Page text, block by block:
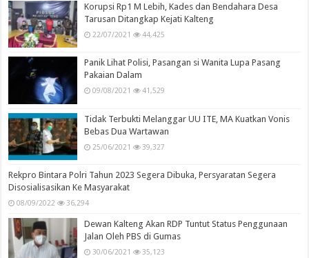
Korupsi Rp1 M Lebih, Kades dan Bendahara Desa
Tarusan Ditangkap Kejati Kalteng
22/07/2021 44,425
Panik Lihat Polisi, Pasangan si Wanita Lupa Pasang
Pakaian Dalam
09/08/2021 41,529
Tidak Terbukti Melanggar UU ITE, MA Kuatkan Vonis
Bebas Dua Wartawan
25/06/2021 39,327
Rekpro Bintara Polri Tahun 2023 Segera Dibuka, Persyaratan Segera
Disosialisasikan Ke Masyarakat
08/09/2022 36,294
Dewan Kalteng Akan RDP Tuntut Status Penggunaan
Jalan Oleh PBS di Gumas
30/06/2021 35,123